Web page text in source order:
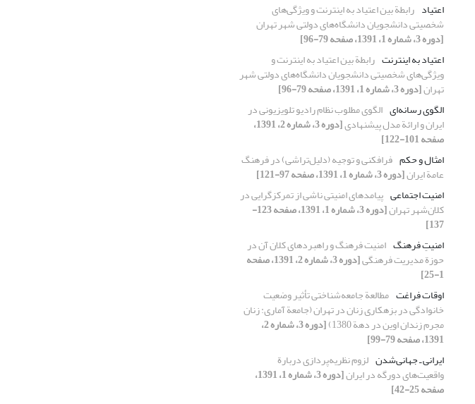
اعتیاد رابطة بین اعتیاد به اینترنت و ویژگی‌های
شخصیتی دانشجویان دانشگاه‌های دولتی شهر تهران
[دوره 3، شماره 1، 1391، صفحه 79-96]
اعتیاد به اینترنت رابطة بین اعتیاد به اینترنت و
ویژگی‌های شخصیتی دانشجویان دانشگاه‌های دولتی شهر
تهران[دوره 3، شماره 1، 1391، صفحه 79-96]
الگوی رسانه‌‌ای الگوی مطلوب نظام رادیو تلویزیونی در
ایران و ارائة مدل پیشنهادی [دوره 3، شماره 2، 1391،
صفحه 101-122]
امثال و حکم فرافکنی و توجیه (دلیل‌تراشی) در فرهنگ
عامة ایران[دوره 3، شماره 1، 1391، صفحه 97-121]
امنیت اجتماعی پیامدهای امنیتی ناشی از تمرکزگرایی در
کلان‌شهر تهران [دوره 3، شماره 1، 1391، صفحه 123-
137]
امنیتِ فرهنگ امنیت فرهنگ و راهبردهای کلان آن در
حوزة مدیریت فرهنگی [دوره 3، شماره 2، 1391، صفحه
1-25]
اوقات فراغت مطالعة جامعه‌شناختی تأثیر وضعیت
خانوادگی در بزهکاری زنان در تهران (جامعة آماری: زنان
مجرم زندان اوین در دهة 1380) [دوره 3، شماره 2،
1391، صفحه 79-99]
ایرانی ـ‌ جهانی‌شدن لزوم نظریه‌پردازی دربارة
واقعیت‌های دورگه در ایران [دوره 3، شماره 1، 1391،
صفحه 25-42]